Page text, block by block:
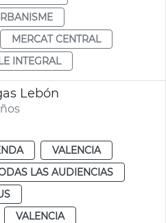
MERCAT CENTRAL
INTEGRAL
Lebón
VALENCIA
LAS AUDIENCIAS
VALENCIA